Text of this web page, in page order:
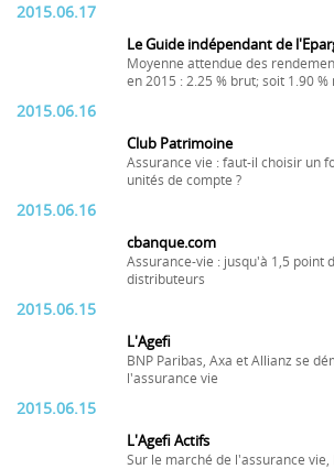
2015.06.17
Le Guide indépendant de
Moyenne attendue des
en 2015 : 2.25 % brut; soit 1.90 %
2015.06.16
Club Patrimoine
Assurance vie : faut-il choisir un
unités de compte ?
2015.06.16
cbanque.com
Assurance-vie : jusqu'à 1,5 point
distributeurs
2015.06.15
L'Agefi
BNP Paribas, Axa et Allianz se
l'assurance vie
2015.06.15
L'Agefi Actifs
Sur le marché de l'assurance vie,